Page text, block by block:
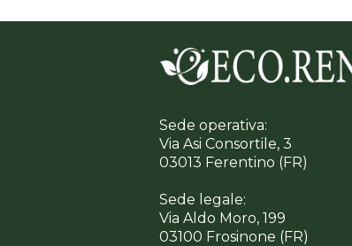
Sede operativa:
Via Asi Consortile, 3
03013 Ferentino (FR)
Sede legale:
Via Aldo Moro, 199
03100 Frosinone (FR)